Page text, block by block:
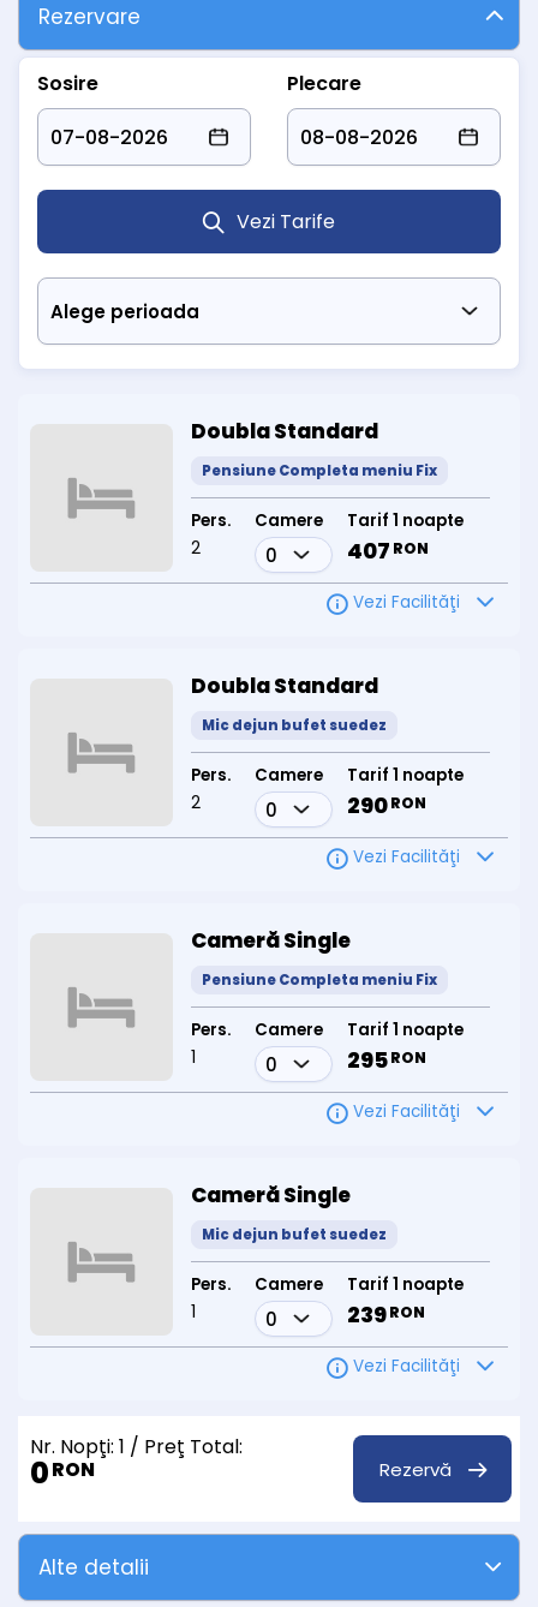
4 apartamente spațioase
, ideale pentru familii sau sejururi
prelungite
Camerele sunt distribuite eficient pe cele
iar accesul este asigurat de
5 lifturi moderne
deplasarea rapidă și comodă.
Dotări camere
Toate camerele sunt amenajate funcțional, fiind echipate cu:
TV cu ecran platși canale prin cablu
cu cabină de duș sau cadă
și de
și un plus de confort, fiind alegerea ideală pentru
cei care caută condiții mai moderne de cazare.
Locație ideală pentru relaxare și tratament
Situat într-o zonă verde, retrasă de agitația urbană,
Hotel Dacia
izvoarelor minerale din Băile Herculane.
Rezervare
Sosire Plecare
Vezi Tarife
Doubla Standard
Pensiune Completa meniu Fix
Pers.
2
Camere Tarif 1 noapte
407 RON
Vezi Facilităţi
Doubla Standard
Mic dejun bufet suedez
Pers.
2
Camere Tarif 1 noapte
290RON
Vezi Facilităţi
Cameră Single
Pensiune Completa meniu Fix
Pers.
1
Camere Tarif 1 noapte
295RON
Vezi Facilităţi
Cameră Single
Mic dejun bufet suedez
Pers.
1
Camere Tarif 1 noapte
239RON
Vezi Facilităţi
Nr. Nopţi: 1 / Preţ Total:
0RON Rezervă
Alte detalii